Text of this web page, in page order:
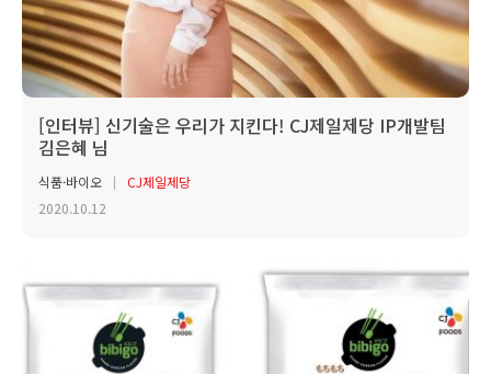
[인터뷰] 신기술은 우리가 지킨다! CJ제일제당 IP개발팀
김은혜 님
식품·바이오
CJ제일제당
2020.10.12